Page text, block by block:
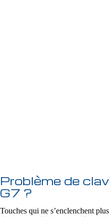
Problème de
G7 ?
Touches qui ne s’enclenchent